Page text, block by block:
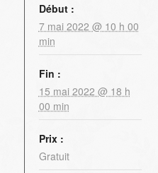
Début :
7 mai 2022 @ 10 h 00
min
Fin :
15 mai 2022 @ 18 h
00 min
Prix :
Gratuit